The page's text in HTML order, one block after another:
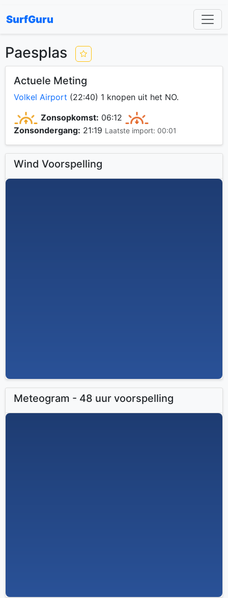
SurfGuru
Paesplas
Actuele Meting
Volkel Airport (22:40) 1 knopen uit het NO.
Zonsopkomst: 06:12
Zonsondergang: 21:19 Laatste import: 00:01
Wind Voorspelling
Meteogram - 48 uur voorspelling